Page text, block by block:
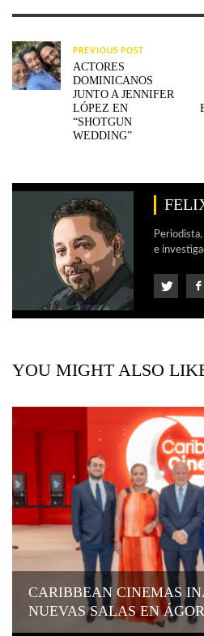
PREVIOUS POST
ACTORES
DOMINICANOS
JUNTO A JENNIFER
LÓPEZ EN
“SHOTGUN
WEDDING”
e
YOU MIGHT ALSO
CARIBBEAN CINEMAS
NUEVAS SALAS EN